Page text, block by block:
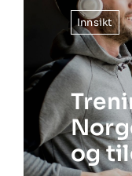
Innsikt
og